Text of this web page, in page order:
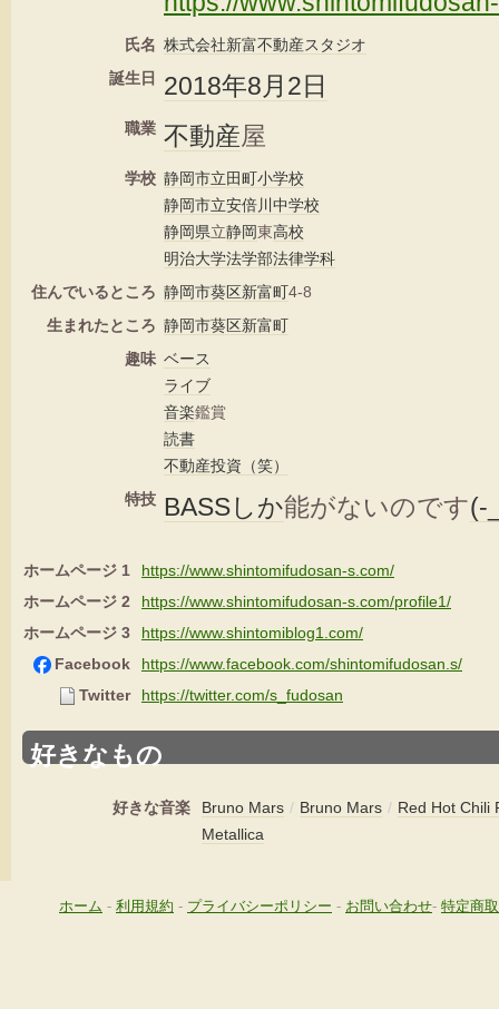
氏名 株式会社新富不動産スタジオ
誕生日
2018年8月2日
職業 不動産屋
学校 静岡市立田町小学校
静岡市立安倍川 中学校
静岡県立静岡東高校
明治大学法学部法律学科
住んでいるところ 静岡市葵区新富町4-8
生まれたところ 静岡市葵区新富町
趣味 ベース
ライブ
音楽鑑賞
読書
不動産投資 （笑）
特技 BASSしか能がないのです(-
ホームページ 1
https://www.shintomifudosan-s.com/
ホームページ 2
https://www.shintomifudosan-s.com/profile1/
ホームページ 3
https://www.shintomiblog1.com/
Facebook
https://www.facebook.com/shintomifudosan.s/
Twitter
https://twitter.com/s_fudosan
好きなもの
好きな音楽 Bruno Mars / Bruno Mars / Red Hot Chili
Metallica
ホーム - 利用規約 - プライバシーポリシー - お問い合わせ- 特定商